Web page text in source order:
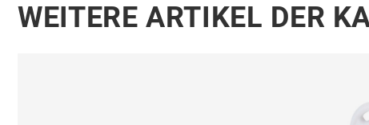
WEITERE ARTIKEL DER